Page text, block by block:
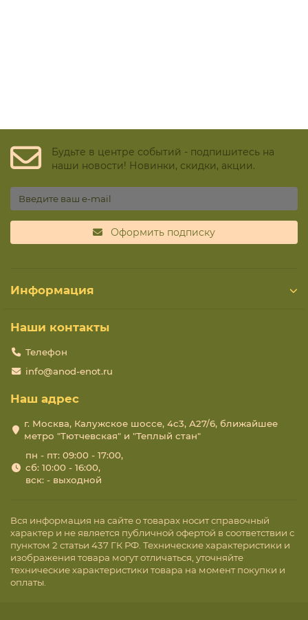
Будьте в центре событий - подпишитесь на
наши новости! Новинки, скидки, акции.
Оформить подписку
Информация
Наши контакты
Телефон
info@anod-enot.ru
Наш адрес
г. Москва, Калужское шоссе, 4с3, А27/6, ближайшее
метро "Тютчевская" и "Теплый стан"
пн - пт: 09:00 - 17:00,
сб: 10:00 - 16:00,
вск: - выходной
Вся информация на сайте о товарах носит справочный
характер и не является публичной офертой в соответствии с
пунктом 2 статьи 437 ГК РФ. Технические характеристики и
изображения товара могут отличаться, уточняйте
технические характеристики товара на момент покупки и
оплаты.